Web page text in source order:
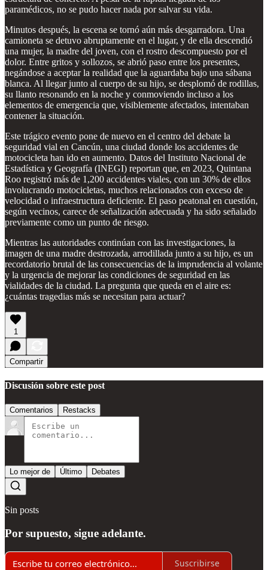
paramédicos, no se pudo hacer nada por salvar su vida.
Minutos después, la escena se tornó aún más desgarradora. Una
camioneta se detuvo abruptamente en el lugar, y de ella descendió
una mujer, la madre del joven, con el rostro descompuesto por el
dolor. Entre gritos y sollozos, se abrió paso entre los presentes,
negándose a aceptar la realidad que la aguardaba bajo una sábana
blanca. Al llegar junto al cuerpo de su hijo, se desplomó de rodillas,
su llanto resonando en la noche y conmoviendo incluso a los
elementos de emergencia que, visiblemente afectados, intentaban
contener la situación.
Este trágico evento pone de nuevo en el centro del debate la
seguridad vial en Cancún, una ciudad donde los accidentes de
motocicleta han ido en aumento. Datos del Instituto Nacional de
Estadística y Geografía (INEGI) reportan que, en 2023, Quintana
Roo registró más de 1,200 accidentes viales, con un 30% de ellos
involucrando motocicletas, muchos relacionados con exceso de
velocidad o infraestructura deficiente. El paso peatonal en cuestión,
según vecinos, carece de señalización adecuada y ha sido señalado
previamente como un punto de riesgo.
Mientras las autoridades continúan con las investigaciones, la
imagen de una madre destrozada, arrodillada junto a su hijo, es un
recordatorio brutal de las consecuencias de la imprudencia al volante
y la urgencia de mejorar las condiciones de seguridad en las
vialidades de la ciudad. La pregunta que queda en el aire es:
¿cuántas tragedias más se necesitan para actuar?
1
Compartir
Discusión sobre este post
Comentarios Restacks
Lo mejor de Último Debates
Sin posts
Por supuesto, sigue adelante.
Suscribirse